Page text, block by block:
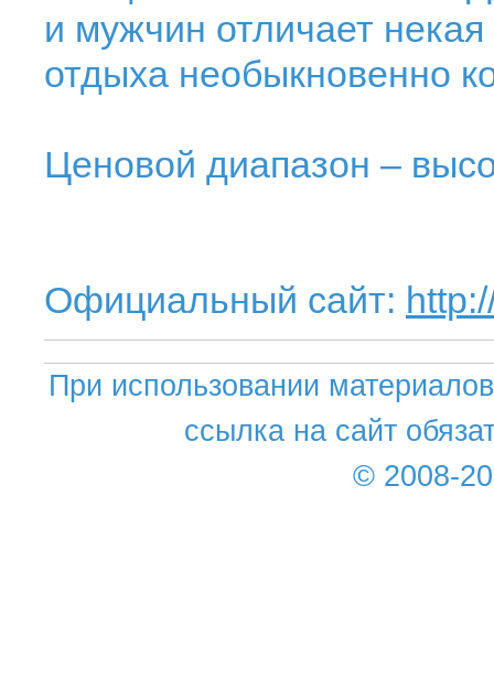
и мужчин отличает
отдыха необыкновенно
Ценовой диапазон –
Официальный сайт:
При использовании
ссылка на сайт
© 2008-